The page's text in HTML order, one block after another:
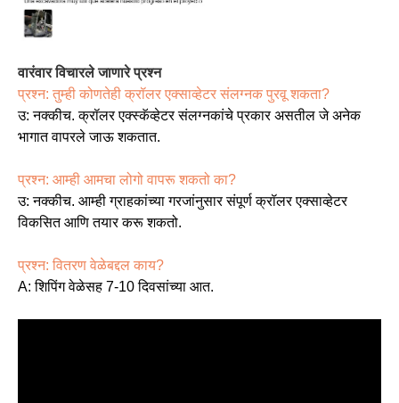
वारंवार विचारले जाणारे प्रश्न
प्रश्न: तुम्ही कोणतेही क्रॉलर एक्साव्हेटर संलग्नक पुरवू शकता?
उ: नक्कीच. क्रॉलर एक्स्कॅव्हेटर संलग्नकांचे प्रकार असतील जे अनेक
भागात वापरले जाऊ शकतात.
प्रश्न: आम्ही आमचा लोगो वापरू शकतो का?
उ: नक्कीच. आम्ही ग्राहकांच्या गरजांनुसार संपूर्ण क्रॉलर एक्साव्हेटर
विकसित आणि तयार करू शकतो.
प्रश्न: वितरण वेळेबद्दल काय?
A: शिपिंग वेळेसह 7-10 दिवसांच्या आत.